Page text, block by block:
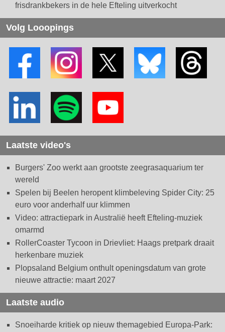
frisdrankbekers in de hele Efteling uitverkocht
Volg Looopings
Laatste video's
Burgers' Zoo werkt aan grootste zeegrasaquarium ter
wereld
Spelen bij Beelen heropent klimbeleving Spider City: 25
euro voor anderhalf uur klimmen
Video: attractiepark in Australië heeft Efteling-muziek
omarmd
RollerCoaster Tycoon in Drievliet: Haags pretpark draait
herkenbare muziek
Plopsaland Belgium onthult openingsdatum van grote
nieuwe attractie: maart 2027
Laatste audio
Snoeiharde kritiek op nieuw themagebied Europa-Park: